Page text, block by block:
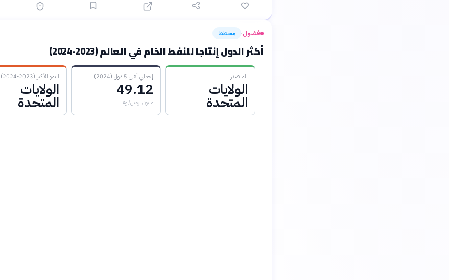
فضول› مخطط
أكثر الدول إنتاجاً للنفط الخام في العالم (2023-2024)
المتصدر
الولايات
المتحدة
إجمالي أعلى 5 دول (2024)
49.12
مليون برميل/يوم
النمو الأكبر (2023-2024)
الولايات
المتحدة